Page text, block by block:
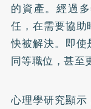
的資產。經過
任，在需要協
快被解決。即
同等職位，甚至
心理學研究顯